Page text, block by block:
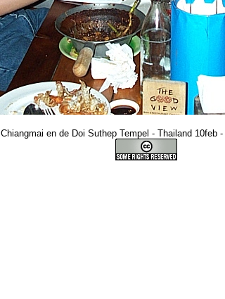
Chiangmai en de Doi Suthep Tempel - Thailand 10feb-